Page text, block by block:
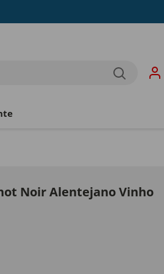
Noir Alentejano Vinho